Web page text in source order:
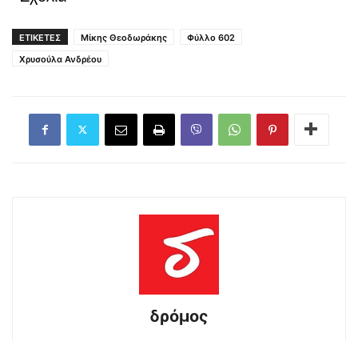
ΕΤΙΚΕΤΕΣ Μίκης Θεοδωράκης
Φύλλο 602
Χρυσούλα Ανδρέου
δρόμος